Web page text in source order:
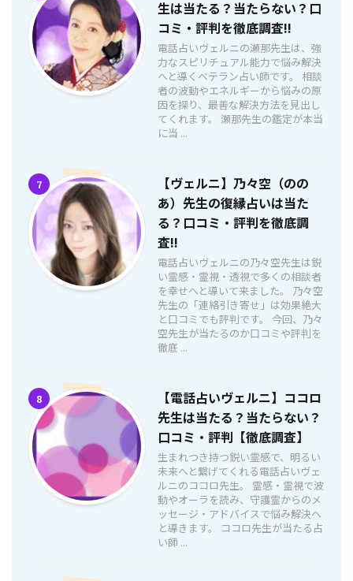
生は当たる？当たらない？口
コミ・評判を徹底調査!!
電話占いヴェルニの瀬那先生は、強
力なスピリチュアル能力で悩み解決
へと導くベテラン占い師です。 相談
者の波動やエネルギーから悩みの原
因を探り、最善な解決方法を見出し
てくれます。 瀬那先生の鑑定が本当
に当 ...
7
【ヴェルニ】乃々空（のの
あ）先生の復縁占いは当た
る？口コミ・評判を徹底調
査!!
電話占いヴェルニの乃々空先生は鋭
い霊感・霊視・透視で多くの相談者
を幸せへと導いて来ました。 乃々空
先生の「連絡引き寄せ」は効果絶大
と口コミでも評判です。 今回、乃々
空先生が当たるのか口コミや評判を
徹底 ...
8
【電話占いヴェルニ】ココロ
先生は当たる？当たらない？
口コミ・評判【徹底調査】
生まれつき持つ鋭い霊感で、明るい
未来へと繋げてくれる電話占いヴェ
ルニのココロ先生。 霊感・霊視で波
動やオーラを読み、守護霊からのメ
ッセージ・アドバイスで悩み解決へ
と導きます。 ココロ先生が当たる占
い師 ...